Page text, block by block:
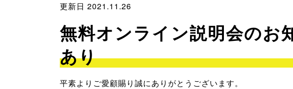
更新日 2021.11.26
無料オンライン説明会のお
あり
平素よりご愛顧賜り誠にありがとうございます。